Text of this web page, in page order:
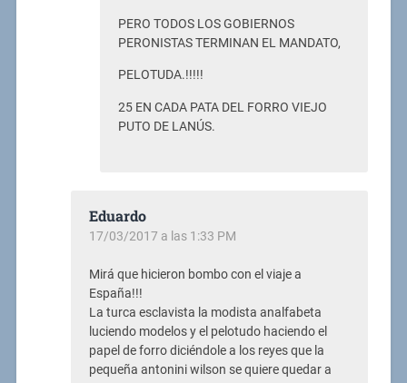
PERO TODOS LOS GOBIERNOS
PERONISTAS TERMINAN EL MANDATO,
PELOTUDA.!!!!!
25 EN CADA PATA DEL FORRO VIEJO
PUTO DE LANÚS.
Eduardo
17/03/2017 a las 1:33 PM
Mirá que hicieron bombo con el viaje a
España!!!
La turca esclavista la modista analfabeta
luciendo modelos y el pelotudo haciendo el
papel de forro diciéndole a los reyes que la
pequeña antonini wilson se quiere quedar a